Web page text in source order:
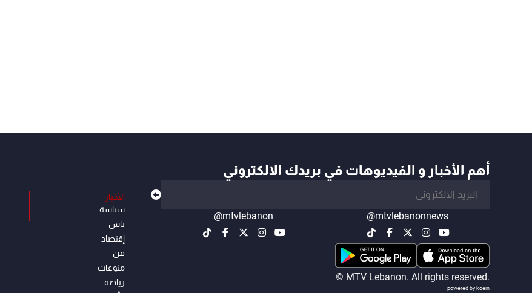
أهم الأخبار و الفيديوهات في بريدك الالكتروني
@mtvlebanonnews
@mtvlebanon
© MTV Lebanon. All rights reserved.
powered by koein
الأخبار
سياسة
ناس
إقتصاد
فن
منوعات
رياضة